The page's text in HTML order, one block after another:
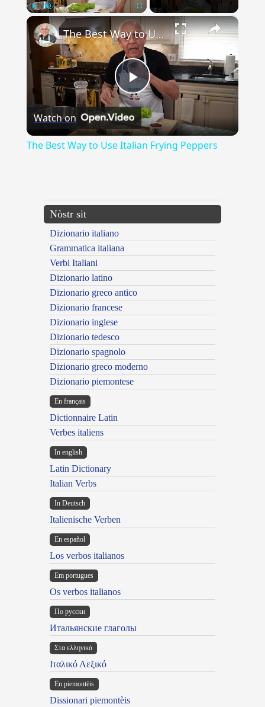
Unmute ×
Play
Video
The Best Way to Use Italian Frying Peppers
Watch on
The Best Way to Use Italian Frying Peppers
Nòstr sit
Dizionario italiano
Grammatica italiana
Verbi Italiani
Dizionario latino
Dizionario greco antico
Dizionario francese
Dizionario inglese
Dizionario tedesco
Dizionario spagnolo
Dizionario greco moderno
Dizionario piemontese
En français
Dictionnaire Latin
Verbes italiens
In english
Latin Dictionary
Italian Verbs
In Deutsch
Italienische Verben
En español
Los verbos italianos
Em portugues
Os verbos italianos
По русски
Итальянские глаголы
Στα ελληνικά
Ιταλικό Λεξικό
Ën piemontèis
Dissionari piemontèis